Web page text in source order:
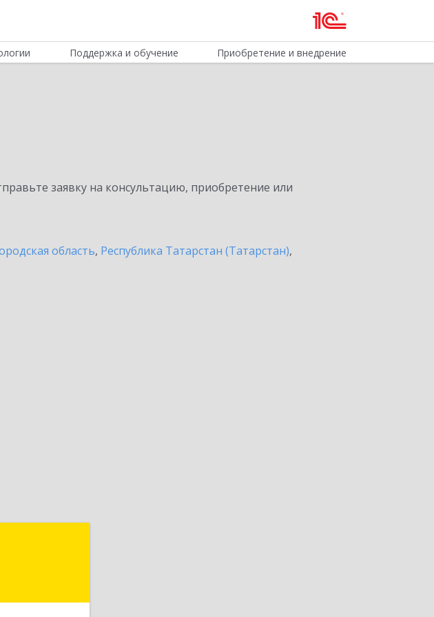
Поддержка и обучение Приобретение и внедрение
заявку на консультацию, приобретение или
область, Республика Татарстан (Татарстан),
Волжск г,